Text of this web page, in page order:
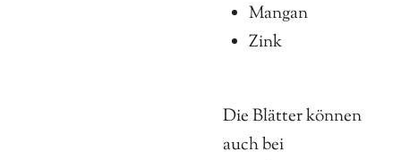
Mangan
Zink
Die Blätter können
auch bei